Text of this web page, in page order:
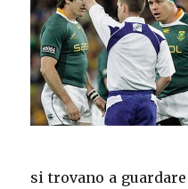
si trovano a